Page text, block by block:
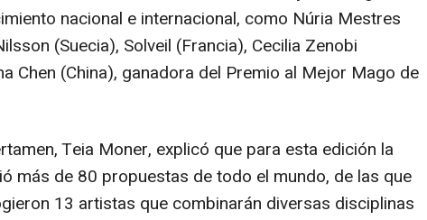
nacional e internacional, como Núria Mestres
(Suecia), Solveil (Francia), Cecilia Zenobi
Chen (China), ganadora del Premio al Mejor Mago de
Teia Moner, explicó que para esta edición la
más de 80 propuestas de todo el mundo, de las que
13 artistas que combinarán diversas disciplinas